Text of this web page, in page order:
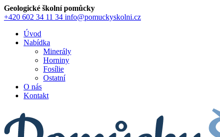
Geologické školní pomůcky
+420 602 34 11 34 info@pomuckyskolni.cz
Úvod
Nabídka
Minerály
Horniny
Fosílie
Ostatní
O nás
Kontakt